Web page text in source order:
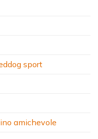
sport
amichevole